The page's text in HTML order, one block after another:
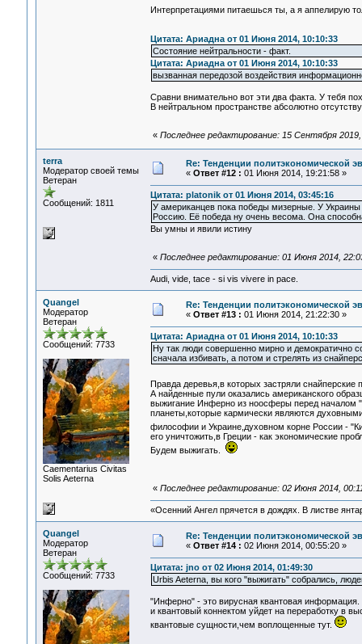
Интерпретациями питаешься ты, а я аппелирую
Цитата: Ариадна от 01 Июня 2014, 10:10:33
Состояние нейтральности - факт.
Цитата: Ариадна от 01 Июня 2014, 10:10:33
вызванная передозой воздействия
Сравни внимательно вот эти два факта. У тебя
В нейтральном пространстве абсолютно
« Последнее редактирование: 15 Сентября
terra
Модератор своей темы
Ветеран
Сообщений: 1811
Re: Тенденции политэкономической
« Ответ #12 : 01 Июня 2014, 19:21:58 »
Цитата: platonik от 01 Июня 2014, 03:45:16
У американцев пока победы мизерные. У Украины
Россию. Её победа ну очень весома. Она
Вы умны и явили истину
« Последнее редактирование: 01 Июня 2014,
Audi, vide, tace - si vis vivere in pace.
Quangel
Модератор
Ветеран
Сообщений: 7733
Сaementarius Civitas
Solis Aeterna
Re: Тенденции политэкономической
« Ответ #13 : 01 Июня 2014, 21:22:30 »
Цитата: Ариадна от 01 Июня 2014, 10:10:33
Ну так люди совершенно мирно и демократично
сначала избивать, а потом и стрелять из
Правда деревья,в которых застряли
А найденные пули оказались американского
выжигание Инферно из ноосферы перед началом
планеты,которые кармически являются
философии и Украине,духовном корне России -
его уничтожить,в Греции - как экономические
Будем выжигать.
« Последнее редактирование: 02 Июня 2014,
«Осенний Ангел прячется в дождях. В листве
Quangel
Модератор
Ветеран
Сообщений: 7733
Re: Тенденции политэкономической
« Ответ #14 : 02 Июня 2014, 00:55:20 »
Цитата: jno от 02 Июня 2014, 01:49:30
Urbis Aeterna, вы кого "выжигать" собрались,
"Инферно" - это вирусная квантовая информация.
и квантовый коннектом уйдет на переработку в
квантовые сущности,чем воплощенные тут.